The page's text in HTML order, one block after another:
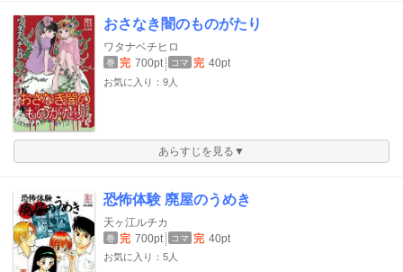
おさなき闇のものがたり
ワタナベチヒロ
巻 完 700pt コマ 完 40pt
お気に入り：9人
あらすじを見る▼
恐怖体験 廃屋のうめき
天ヶ江ルチカ
巻 完 700pt コマ 完 40pt
お気に入り：5人